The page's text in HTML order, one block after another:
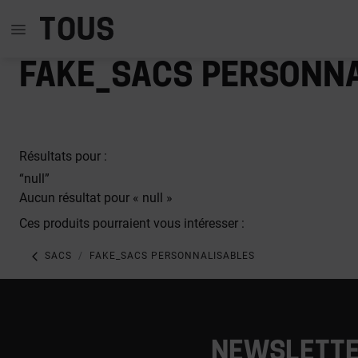
fake_Sacs
Résultats pour :
“null”
Aucun résultat pour « null »
Ces produits pourraient vous intéresser :
SACS FAKE_SACS PERSONNALISABLES